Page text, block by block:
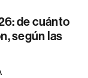
de cuánto
según las